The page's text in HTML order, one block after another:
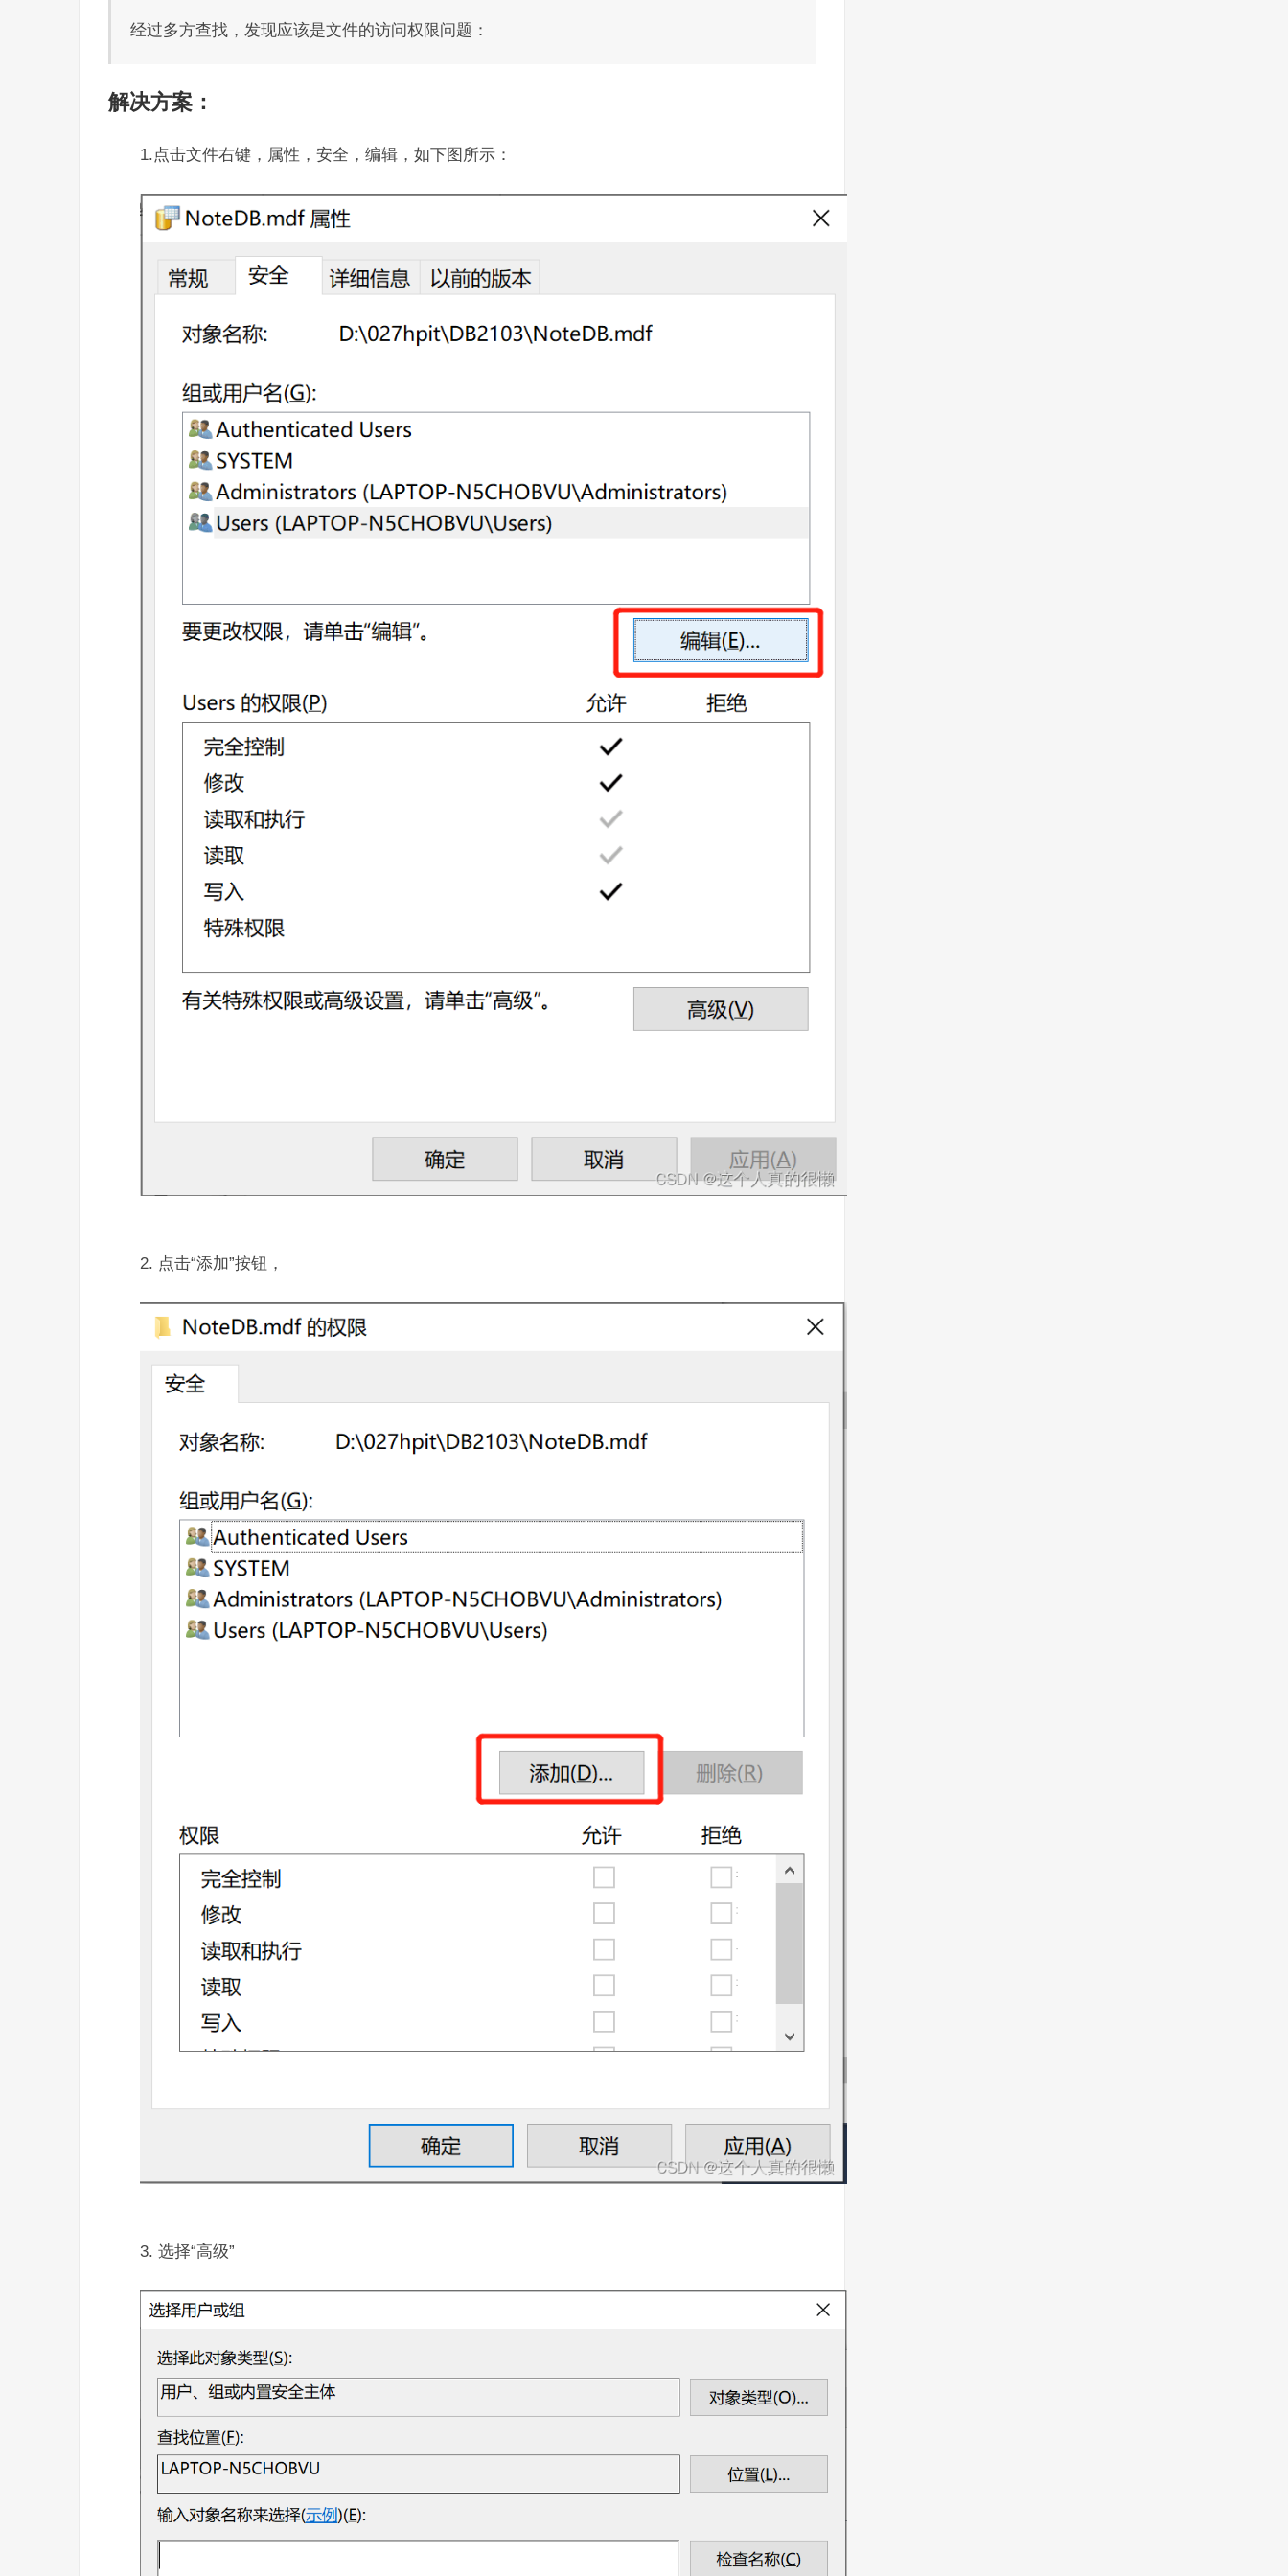
经过多方查找，发现应该是文件的访问权限问题：
解决方案：
1.点击文件右键，属性，安全，编辑，如下图所示：
2. 点击“添加”按钮，
3. 选择“高级”